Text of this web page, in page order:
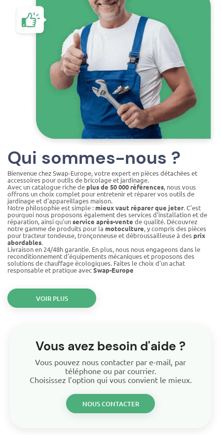
Qui sommes-nous ?
Bienvenue chez Swap-Europe, votre expert en pièces détachées et
accessoires pour outils de bricolage et jardinage.
Avec un catalogue riche de plus de 50 000 références, nous vous
offrons un choix complet pour entretenir et réparer vos outils de
jardinage et d'appareillages maison.
Notre philosophie est simple : mieux vaut réparer que jeter. C'est
pourquoi nous proposons également des services d'installation et de
réparation, ainsi qu'unservice après-vente de qualité. Découvrez
notre gamme de produits pour la motoculture, y compris des pièces
pour tracteur tondeuse, tronçonneuse et débroussailleuse à des prix
abordables.
Livraison en 24/48h garantie. En plus, nous nous engageons dans le
reconditionnement d'équipements mécaniques et proposons des
solutions de chauffage écologiques. Faites le choix d'un achat
responsable et pratique avecSwap-Europe
VOIR PLUS
Vous avez besoin d'aide ?
Vous pouvez nous contacter par e-mail, par
téléphone ou par courrier.
Choisissez l’option qui vous convient le mieux.
NOUS CONTACTER